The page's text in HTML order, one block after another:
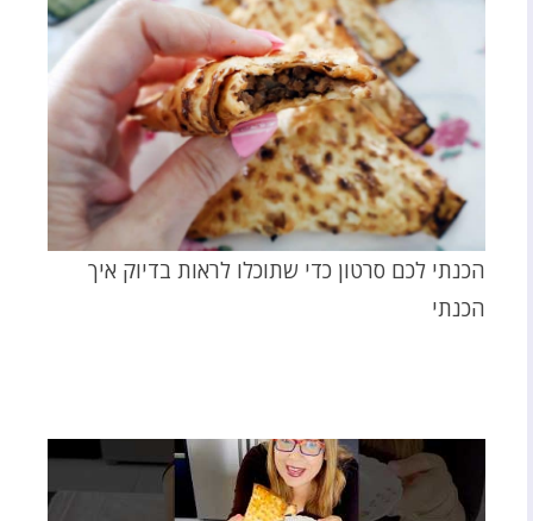
הכנתי לכם סרטון כדי שתוכלו לראות בדיוק איך
הכנתי